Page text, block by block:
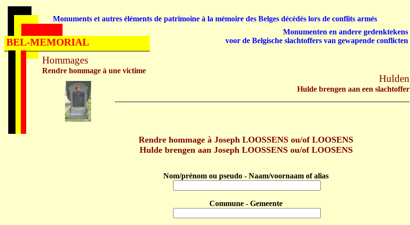
Rendre hommage à Joseph LOOSSENS ou/of LOOSENS
Hulde brengen aan Joseph LOOSSENS ou/of LOOSENS
Nom/prénom ou pseudo - Naam/voornaam of alias
Commune - Gemeente
Hommages
Rendre hommage à une victime
Hulden
Hulde brengen aan een slachtoffer
Monuments et autres éléments de patrimoine à la mémoire des Belges décédés lors de conflits armés
Monumenten en andere gedenktekens
voor de Belgische slachtoffers van gewapende conflicten
BEL-MEMORIAL